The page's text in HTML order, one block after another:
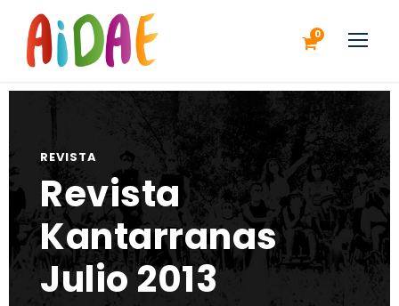
0
REVISTA
Revista
Kantarranas
Julio 2013